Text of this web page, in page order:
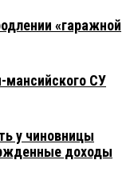
«гаражной
СУ
у чиновницы
доходы